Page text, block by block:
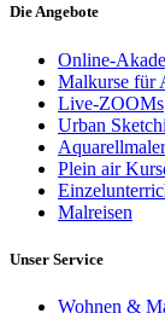
Die Angebote
Online-
Malkurse für
Live-ZOOMs
Urban
Plein air
Malreisen
Unser Service
Wohnen &